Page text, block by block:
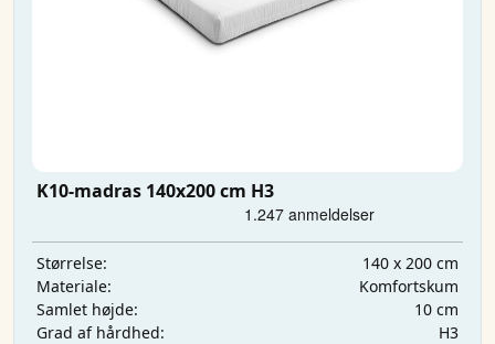
K10-madras 140x200 cm H3
Størrelse:
140 x 200 cm
Materiale:
Komfortskum
Samlet højde:
10 cm
Grad af hårdhed:
H3